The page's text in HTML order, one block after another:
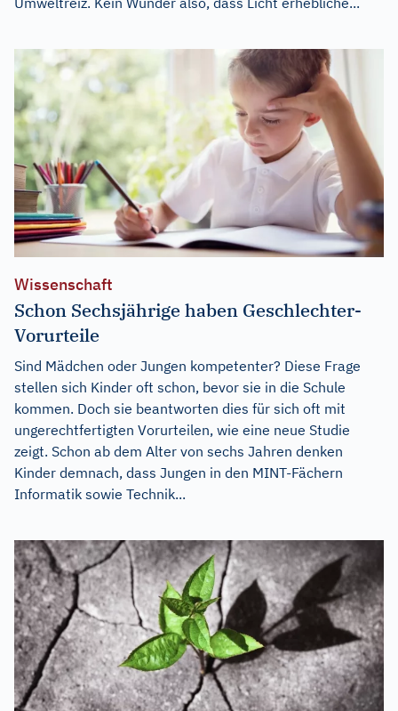
Wissenschaft
Schon Sechsjährige haben Geschlechter-
Vorurteile
Sind Mädchen oder Jungen kompetenter? Diese Frage
stellen sich Kinder oft schon, bevor sie in die Schule
kommen. Doch sie beantworten dies für sich oft mit
ungerechtfertigten Vorurteilen, wie eine neue Studie
zeigt. Schon ab dem Alter von sechs Jahren denken
Kinder demnach, dass Jungen in den MINT-Fächern
Informatik sowie Technik...